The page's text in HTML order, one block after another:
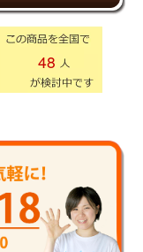
48